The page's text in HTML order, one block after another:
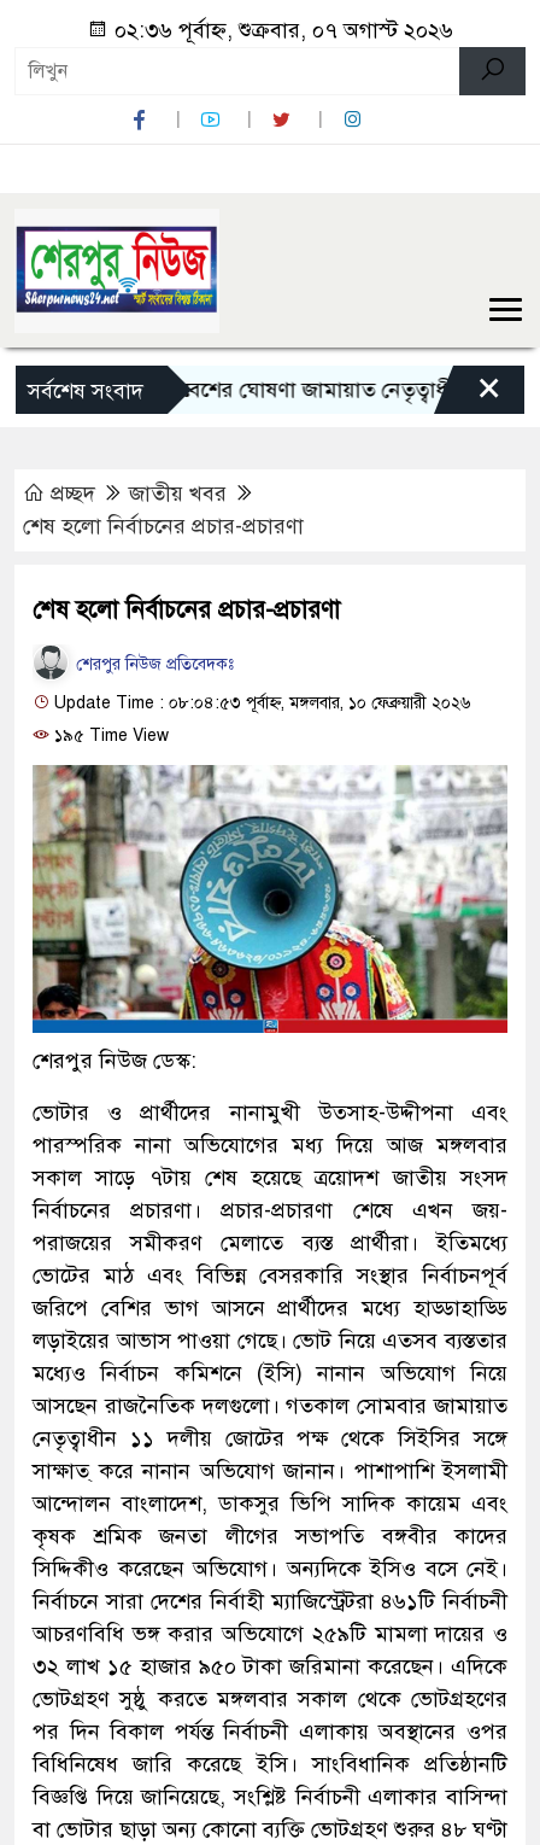
০২:৩৬ পূর্বাহ্ন, শুক্রবার, ০৭ অগাস্ট ২০২৬
সর্বশেষ সংবাদ
ও মহাসমাবেশের ঘোষণা জামায়াত নেতৃত্বাধীন ১১ দলের ×
প্রচ্ছদ
জাতীয় খবর
শেষ হলো নির্বাচনের প্রচার-প্রচারণা
শেষ হলো নির্বাচনের প্রচার-প্রচারণা
শেরপুর নিউজ প্রতিবেদকঃ
Update Time : ০৮:০৪:৫৩ পূর্বাহ্ন, মঙ্গলবার, ১০ ফেব্রুয়ারী ২০২৬
১৯৫ Time View
শেরপুর নিউজ ডেস্ক:
ভোটার ও প্রার্থীদের নানামুখী উত্সাহ-উদ্দীপনা এবং
পারস্পরিক নানা অভিযোগের মধ্য দিয়ে আজ মঙ্গলবার
সকাল সাড়ে ৭টায় শেষ হয়েছে ত্রয়োদশ জাতীয় সংসদ
নির্বাচনের প্রচারণা। প্রচার-প্রচারণা শেষে এখন জয়-
পরাজয়ের সমীকরণ মেলাতে ব্যস্ত প্রার্থীরা। ইতিমধ্যে
ভোটের মাঠ এবং বিভিন্ন বেসরকারি সংস্থার নির্বাচনপূর্ব
জরিপে বেশির ভাগ আসনে প্রার্থীদের মধ্যে হাড্ডাহাড্ডি
লড়াইয়ের আভাস পাওয়া গেছে। ভোট নিয়ে এতসব ব্যস্ততার
মধ্যেও নির্বাচন কমিশনে (ইসি) নানান অভিযোগ নিয়ে
আসছেন রাজনৈতিক দলগুলো। গতকাল সোমবার জামায়াত
নেতৃত্বাধীন ১১ দলীয় জোটের পক্ষ থেকে সিইসির সঙ্গে
সাক্ষাত্ করে নানান অভিযোগ জানান। পাশাপাশি ইসলামী
আন্দোলন বাংলাদেশ, ডাকসুর ভিপি সাদিক কায়েম এবং
কৃষক শ্রমিক জনতা লীগের সভাপতি বঙ্গবীর কাদের
সিদ্দিকীও করেছেন অভিযোগ। অন্যদিকে ইসিও বসে নেই।
নির্বাচনে সারা দেশের নির্বাহী ম্যাজিস্ট্রেটরা ৪৬১টি নির্বাচনী
আচরণবিধি ভঙ্গ করার অভিযোগে ২৫৯টি মামলা দায়ের ও
৩২ লাখ ১৫ হাজার ৯৫০ টাকা জরিমানা করেছেন। এদিকে
ভোটগ্রহণ সুষ্ঠু করতে মঙ্গলবার সকাল থেকে ভোটগ্রহণের
পর দিন বিকাল পর্যন্ত নির্বাচনী এলাকায় অবস্থানের ওপর
বিধিনিষেধ জারি করেছে ইসি। সাংবিধানিক প্রতিষ্ঠানটি
বিজ্ঞপ্তি দিয়ে জানিয়েছে, সংশ্লিষ্ট নির্বাচনী এলাকার বাসিন্দা
বা ভোটার ছাড়া অন্য কোনো ব্যক্তি ভোটগ্রহণ শুরুর ৪৮ ঘণ্টা